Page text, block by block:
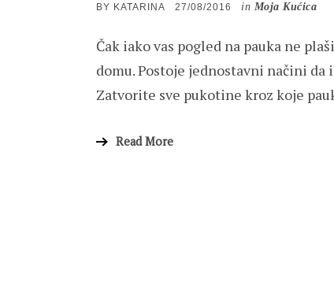
BY KATARINA
POSTED
27/08/2016 in Moja Kućica
Čak iako vas pogled na pauka ne
domu. Postoje jednostavni načini
Zatvorite sve pukotine kroz koje
Read More